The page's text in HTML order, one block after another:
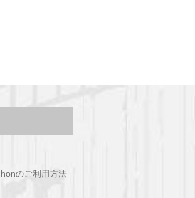
のご利用方法